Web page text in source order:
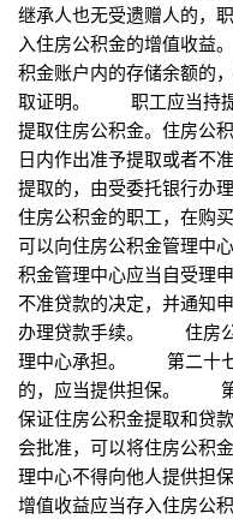
继承人也无受遗赠人的，
入住房公积金的增值收
积金账户内的存储余额的
取证明。 职工应当持提
提取住房公积金。住房公
日内作出准予提取或者不
提取的，由受委托银行
住房公积金的职工，在购
可以向住房公积金管理
积金管理中心应当自受理
不准贷款的决定，并通知
办理贷款手续。 住房公
理中心承担。 第二十
的，应当提供担保。 第
保证住房公积金提取和贷
会批准，可以将住房公
理中心不得向他人提供
增值收益应当存入住房公